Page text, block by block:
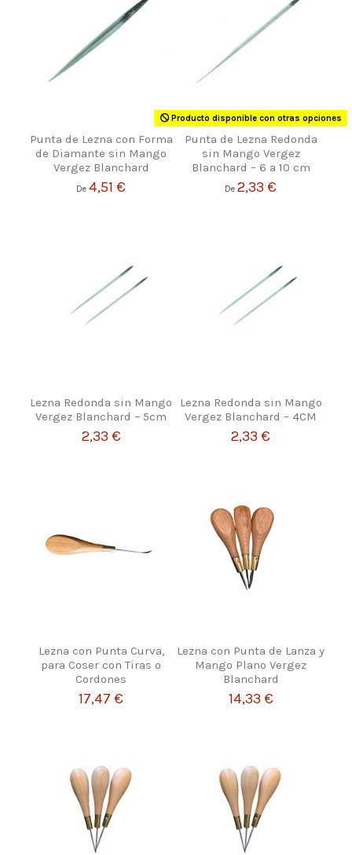
Punta de Lezna con Forma
de Diamante sin Mango
Vergez Blanchard
De4,51 €
Producto disponible con otras opciones
Punta de Lezna Redonda
sin Mango Vergez
Blanchard – 6 a 10 cm
De2,33 €
Lezna Redonda sin Mango
Vergez Blanchard – 5cm
2,33 €
Lezna Redonda sin Mango
Vergez Blanchard – 4CM
2,33 €
Lezna con Punta Curva,
para Coser con Tiras o
Cordones
17,47 €
Lezna con Punta de Lanza y
Mango Plano Vergez
Blanchard
14,33 €